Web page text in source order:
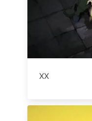
XX